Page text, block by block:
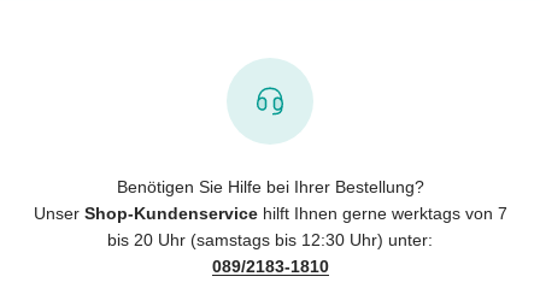
Benötigen Sie Hilfe bei Ihrer Bestellung?
Unser Shop-Kundenservicehilft Ihnen gerne werktags von 7
bis 20 Uhr (samstags bis 12:30 Uhr) unter:
089/2183-1810